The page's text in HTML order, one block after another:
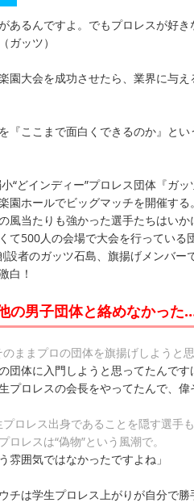
あるんですよ。でもプロレスが好
ガッツ）
園大会を成功させたら、業界に与
『ここまで面白くできるのか』と
“どインディー”プロレス団体『ガ
園ホールでビッグマッチを開催す
風当たりも強かった選手たちはい
て500人の会場で大会を行っている
者のガッツ石島、旗揚げメンバー
白！
の男子団体と絡めなかった…
ままプロの団体を旗揚げしようと
団体に入門しようと思ってたんで
プロレスの会長をやってたんで、偉
ロレス出身であることを隠す選手
レスは“偽物”という風潮で。
雰囲気ではなかったですよね」
チは学生プロレス上がりが自分で